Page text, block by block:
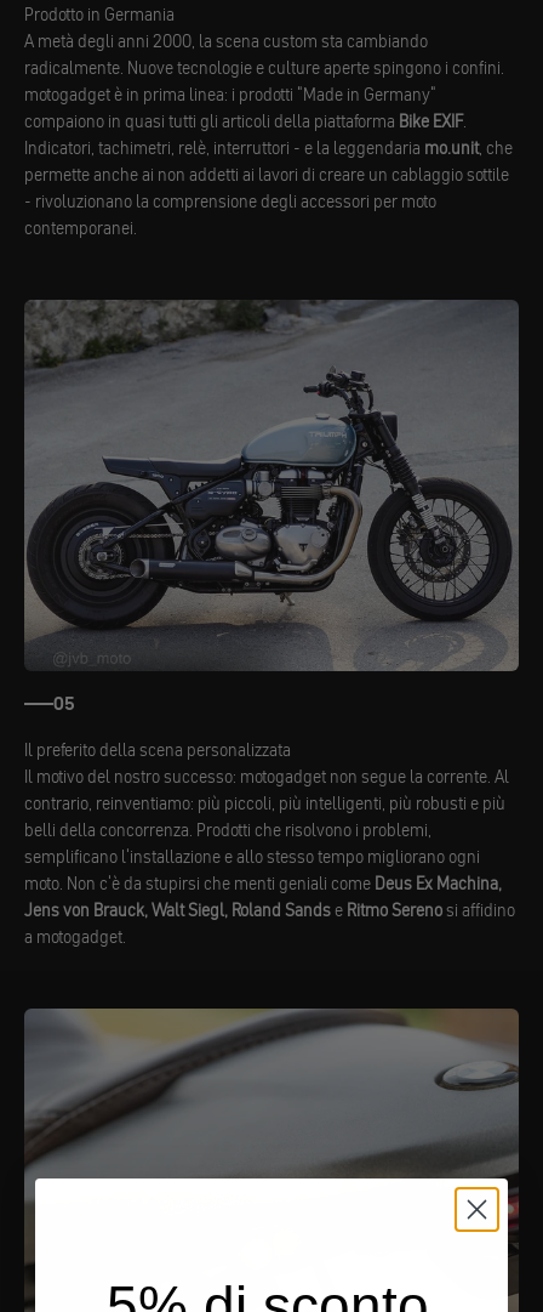
Prodotto in Germania
A metà degli anni 2000, la scena custom sta cambiando
radicalmente. Nuove tecnologie e culture aperte spingono i confini.
motogadget è in prima linea: i prodotti "Made in Germany"
compaiono in quasi tutti gli articoli della piattaforma Bike EXIF.
Indicatori, tachimetri, relè, interruttori - e la leggendaria mo.unit, che
permette anche ai non addetti ai lavori di creare un cablaggio sottile
- rivoluzionano la comprensione degli accessori per moto
contemporanei.
05
Il preferito della scena personalizzata
Il motivo del nostro successo: motogadget non segue la corrente. Al
contrario, reinventiamo: più piccoli, più intelligenti, più robusti e più
belli della concorrenza. Prodotti che risolvono i problemi,
semplificano l'installazione e allo stesso tempo migliorano ogni
moto. Non c'è da stupirsi che menti geniali come Deus Ex Machina,
Jens von Brauck, Walt Siegl, Roland Sands e Ritmo Serenosi affidino
a motogadget.